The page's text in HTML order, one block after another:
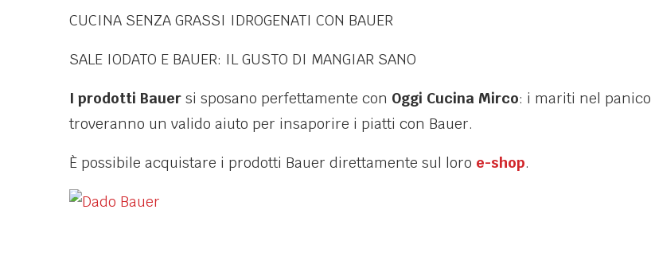
CUCINA SENZA GRASSI IDROGENATI CON BAUER
SALE IODATO E BAUER: IL GUSTO DI MANGIAR SANO
I prodotti Bauer si sposano perfettamente con Oggi Cucina Mirco: i mariti nel panico
troveranno un valido aiuto per insaporire i piatti con Bauer.
È possibile acquistare i prodotti Bauer direttamente sul loro e-shop.